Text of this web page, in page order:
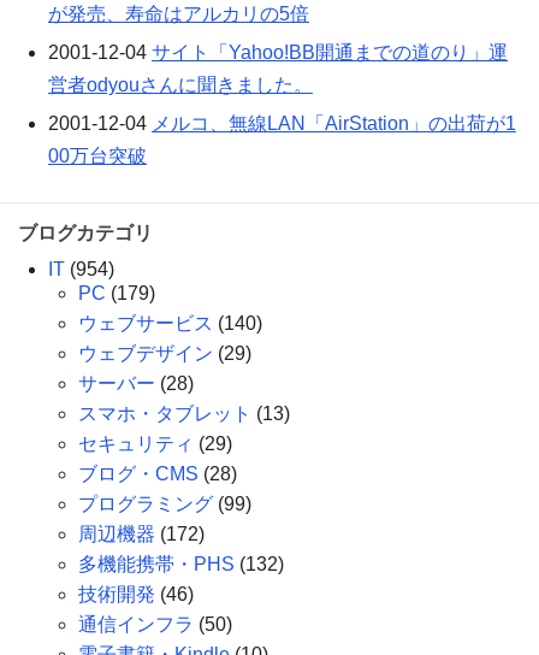
が発売、寿命はアルカリの5倍
2001-12-04 サイト「Yahoo!BB開通までの道のり」運
営者odyouさんに聞きました。
2001-12-04 メルコ、無線LAN「AirStation」の出荷が1
00万台突破
ブログカテゴリ
IT (954)
PC (179)
ウェブサービス (140)
ウェブデザイン (29)
サーバー (28)
スマホ・タブレット (13)
セキュリティ (29)
ブログ・CMS (28)
プログラミング (99)
周辺機器 (172)
多機能携帯・PHS (132)
技術開発 (46)
通信インフラ (50)